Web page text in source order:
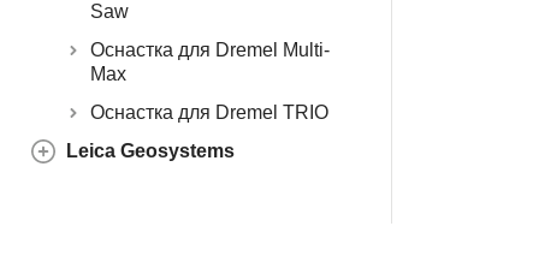
Saw
Оснастка для Dremel Multi-
Max
Оснастка для Dremel TRIO
Leica Geosystems